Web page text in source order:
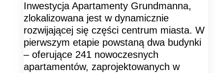
Inwestycja Apartamenty Grundmanna,
zlokalizowana jest w dynamicznie
rozwijającej się części centrum miasta. W
pierwszym etapie powstaną dwa budynki
– oferujące 241 nowoczesnych
apartamentów, zaprojektowanych w